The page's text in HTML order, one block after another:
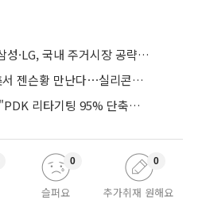
유럽서 키운 히트펌프…삼성·LG, 국내 주거시장 공략 ‘속도’
이재용·최태원·이해진, 美서 젠슨황 만난다⋯실리콘밸리 집결하는 AI리더
최정연 삼성전자 부사장 "PDK 리타기팅 95% 단축…에이전트 AI 시범 활용"
슬퍼요
0
추가취재 원해요
0